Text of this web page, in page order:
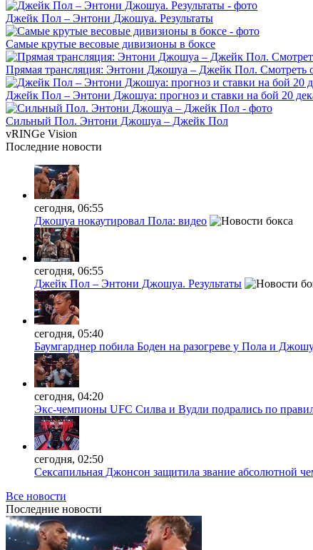
Джейк Пол – Энтони Джошуа. Результаты
Самые крутые весовые дивизионы в боксе
Прямая трансляция: Энтони Джошуа – Джейк Пол. Смотреть
Джейк Пол – Энтони Джошуа: прогноз и ставки на бой 20
Сильный Пол. Энтони Джошуа – Джейк Пол
vRINGe Vision
Последние новости
сегодня, 06:55
Джошуа нокаутировал Пола: видео
сегодня, 06:55
Джейк Пол – Энтони Джошуа. Результаты
сегодня, 05:40
Баумгарднер побила Боден на разогреве у Пола и
сегодня, 04:20
Экс-чемпионы UFC Силва и Вудли подрались по
сегодня, 02:50
Сексапильная Джонсон защитила звание абсолютной
Все новости
Последние новости